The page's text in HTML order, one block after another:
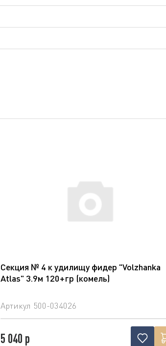
Секция № 4 к удилищу фидер "Volzhanka
Atlas" 3.9м 120+гр (комель)
Артикул 500-034026
5 040 р